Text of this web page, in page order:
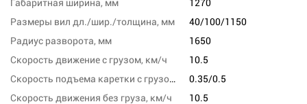
Габаритная ширина, мм
1270
Размеры вил дл./шир./толщина, мм
40/100/1150
Радиус разворота, мм
1650
Скорость движение с грузом, км/ч
10.5
Скорость подъема каретки с грузом/без груза, м/с
0.35/0.5
Скорость движения без груза, км/ч
10.5